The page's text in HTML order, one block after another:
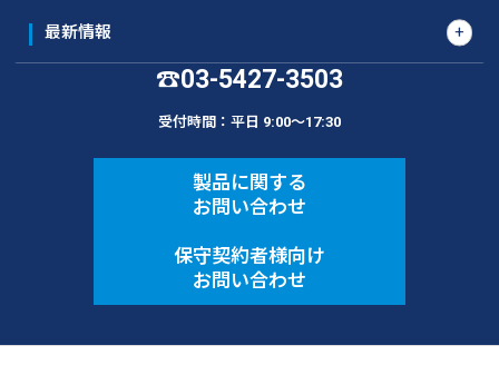
☎03-5427-3503
受付時間：平日 9:00〜17:30
製品に関する
お問い合わせ
保守契約者様向け
お問い合わせ
最新情報